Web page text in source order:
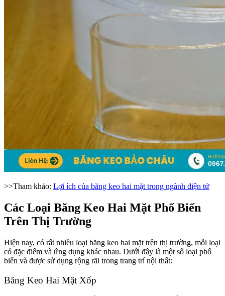
>>Tham khảo: Lợi ích của băng keo hai mặt trong ngành điện tử
Các Loại Băng Keo Hai Mặt Phổ Biến
Trên Thị Trường
Hiện nay, có rất nhiều loại băng keo hai mặt trên thị trường, mỗi loại
có đặc điểm và ứng dụng khác nhau. Dưới đây là một số loại phổ
biến và được sử dụng rộng rãi trong trang trí nội thất:
Băng Keo Hai Mặt Xốp